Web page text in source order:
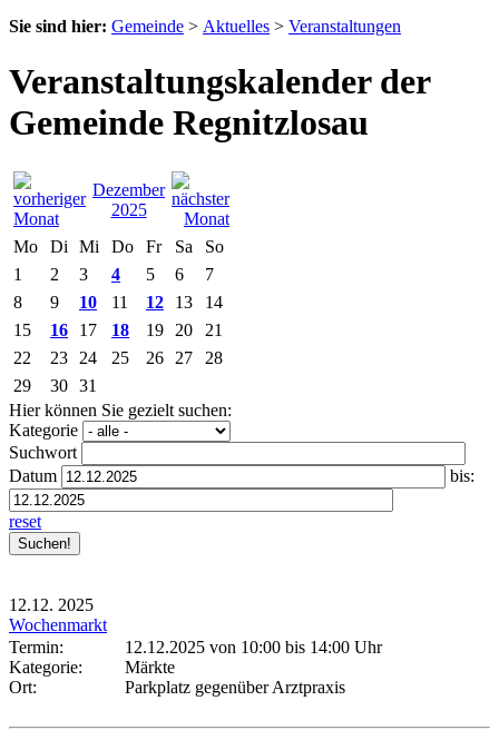
Sie sind hier: Gemeinde > Aktuelles > Veranstaltungen
Veranstaltungskalender der
Gemeinde Regnitzlosau
Dezember
2025
Mo
Di Mi Do Fr Sa
So
1
2 3 4 5 6
7
8
9 10 11 12 13
14
15
16 17 18 19 20
21
22
23 24 25 26 27
28
29
30 31
Hier können Sie gezielt suchen:
Kategorie
Suchwort
Datum
bis:
reset
12.12. 2025
Wochenmarkt
Termin:
12.12.2025 von 10:00 bis 14:00 Uhr
Kategorie:
Märkte
Ort:
Parkplatz gegenüber Arztpraxis